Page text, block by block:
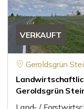
VERKAUFT
Geroldsgrün
Geroldsgrün
Land- /